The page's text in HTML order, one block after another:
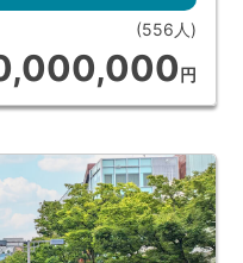
(556人)
円